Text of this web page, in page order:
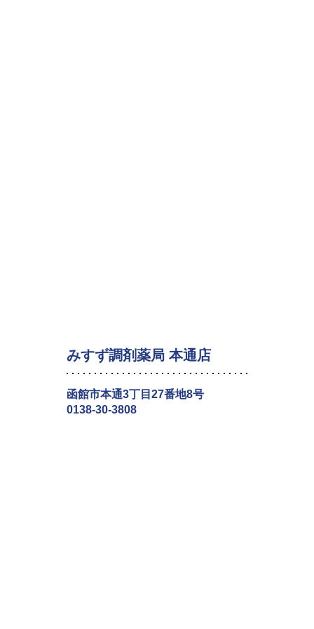
みすず調剤薬局 本通店
函館市本通3丁目27番地8号
0138-30-3808